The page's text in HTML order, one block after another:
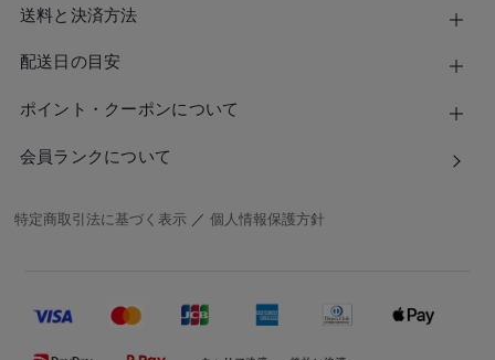
送料と決済方法
配送日の目安
ポイント・クーポンについて
会員ランクについて
特定商取引法に基づく表示 ／個人情報保護方針